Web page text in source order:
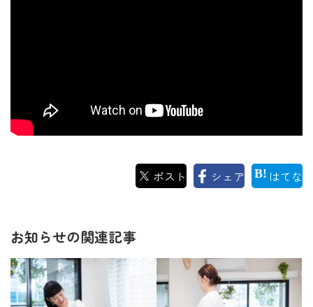
ポスト シェア はてな
お知らせの関連記事